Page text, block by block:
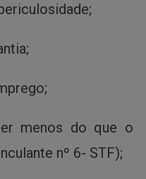
menos do que o
nº 6- STF);